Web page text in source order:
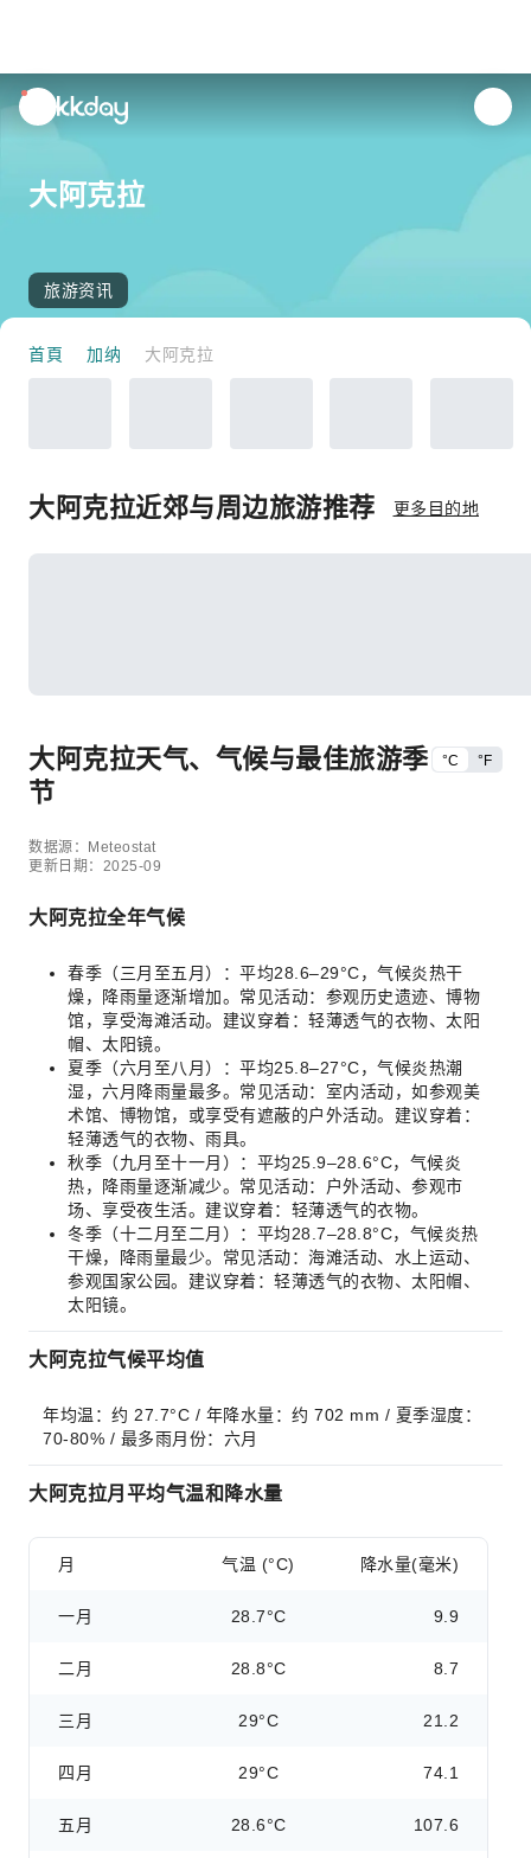
unread
notifications
大阿克拉
旅游资讯
首頁 加纳 大阿克拉
大阿克拉近郊与周边旅游推荐 更多目的地
大阿克拉天气、气候与最佳旅游季
节
°C °F
数据源：Meteostat
更新日期：2025-09
大阿克拉全年气候
春季（三月至五月）：平均28.6–29°C，气候炎热干
燥，降雨量逐渐增加。常见活动：参观历史遗迹、博物
馆，享受海滩活动。建议穿着：轻薄透气的衣物、太阳
帽、太阳镜。
夏季（六月至八月）：平均25.8–27°C，气候炎热潮
湿，六月降雨量最多。常见活动：室内活动，如参观美
术馆、博物馆，或享受有遮蔽的户外活动。建议穿着：
轻薄透气的衣物、雨具。
秋季（九月至十一月）：平均25.9–28.6°C，气候炎
热，降雨量逐渐减少。常见活动：户外活动、参观市
场、享受夜生活。建议穿着：轻薄透气的衣物。
冬季（十二月至二月）：平均28.7–28.8°C，气候炎热
干燥，降雨量最少。常见活动：海滩活动、水上运动、
参观国家公园。建议穿着：轻薄透气的衣物、太阳帽、
太阳镜。
大阿克拉气候平均值
年均温：约 27.7°C / 年降水量：约 702 mm / 夏季湿度：
70-80% / 最多雨月份：六月
大阿克拉月平均气温和降水量
月 气温 (°C) 降水量(毫米)
一月 28.7°C 9.9
二月 28.8°C 8.7
三月 29°C 21.2
四月 29°C 74.1
五月 28.6°C 107.6